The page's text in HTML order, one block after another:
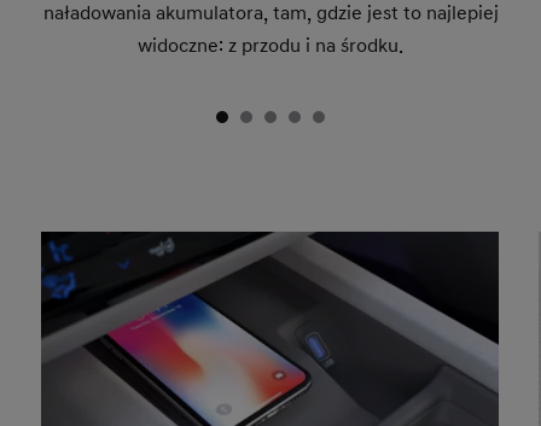
naładowania akumulatora, tam, gdzie jest to najlepiej
widoczne: z przodu i na środku.